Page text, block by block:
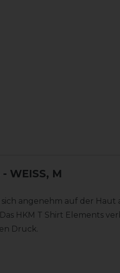
- WEISS, M
sich angenehm auf der
HKM T Shirt Elements
Druck.